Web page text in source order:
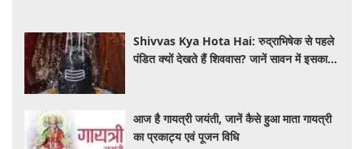
Shivvas Kya Hota Hai: रुद्राभिषेक से पहले
पंडित क्यों देखते हैं शिववास? जानें सावन में इसका
आज है गायत्री जयंती, जानें कैसे हुआ माता गायत्री
का प्रकाट्य एवं पूजन विधि